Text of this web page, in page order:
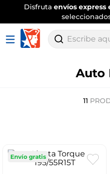
Disfruta envíos express
Escribe aquí lo
Auto
11
Envío gratis